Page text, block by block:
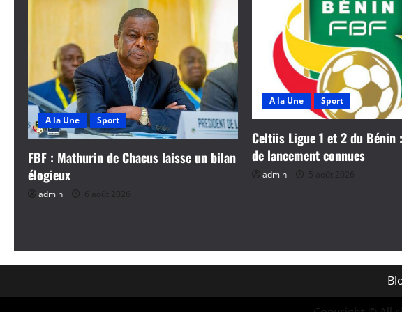
A la Une Sport
FBF : Mathurin de Chacus laisse un bilan
élogieux
admin 6 août 2026
A la Une Sport
Celtiis Ligue 1 et 2 du Bénin
de lancement connues
admin 5 août 2026